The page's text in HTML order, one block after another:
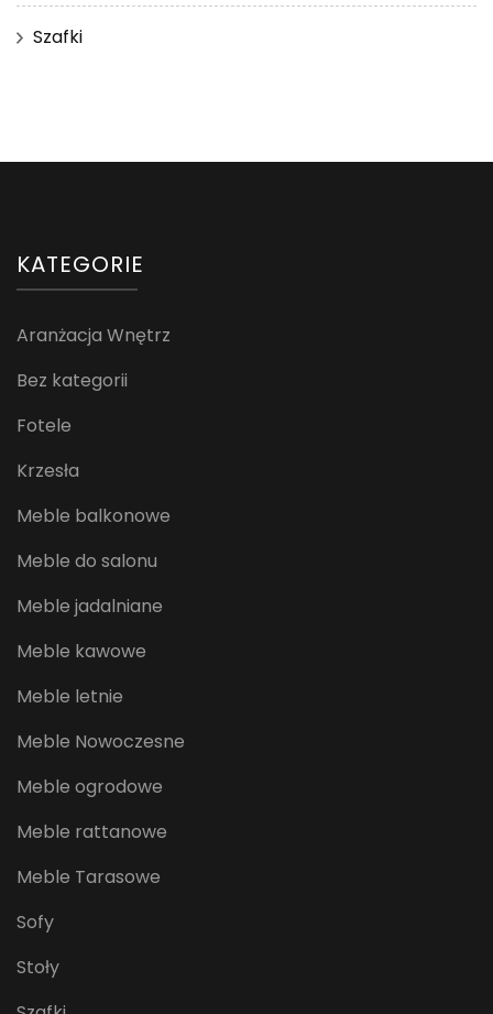
Szafki
KATEGORIE
Aranżacja Wnętrz
Bez kategorii
Fotele
Krzesła
Meble balkonowe
Meble do salonu
Meble jadalniane
Meble kawowe
Meble letnie
Meble Nowoczesne
Meble ogrodowe
Meble rattanowe
Meble Tarasowe
Sofy
Stoły